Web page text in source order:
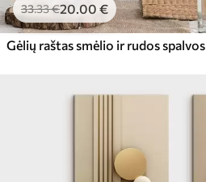
33.33€20.00 €
Gėlių raštas smėlio ir rudos spalvos